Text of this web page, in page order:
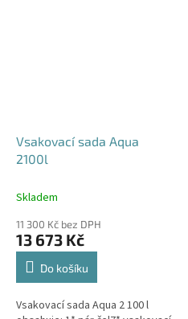
Vsakovací sada Aqua
2100l
Skladem
11 300 Kč bez DPH
13 673 Kč
Do košíku
Vsakovací sada Aqua 2 100 l